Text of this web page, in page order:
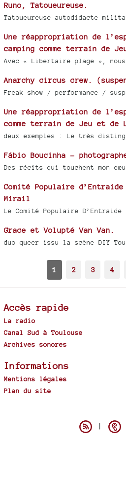
Runo, Tatoueureuse.
Tatoueureuse autodidacte
Une réappropriation de
camping comme terrain de
Avec « Libertaire plage », nous
Anarchy circus crew.
Freak show / performance /
Une réappropriation de
comme terrain de Jeu et
deux exemples : Le très
Fábio Boucinha -
Des récits qui touchent mon
Comité Populaire
Mirail
Le Comité Populaire D’Entraide
Grace et Volupté Van Van.
duo queer issu la scène DIY
1 2 3 4
Accès rapide
La radio
Canal Sud à Toulouse
Archives sonores
Informations
Mentions légales
Plan du site
|